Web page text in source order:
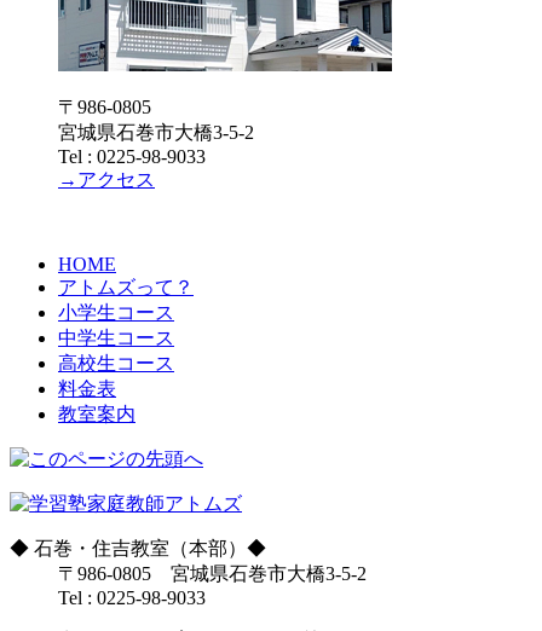
〒986-0805
宮城県石巻市大橋3-5-2
Tel : 0225-98-9033
→アクセス
HOME
アトムズって？
小学生コース
中学生コース
高校生コース
料金表
教室案内
◆ 石巻・住吉教室（本部） ◆
〒986-0805 宮城県石巻市大橋3-5-2
Tel : 0225-98-9033